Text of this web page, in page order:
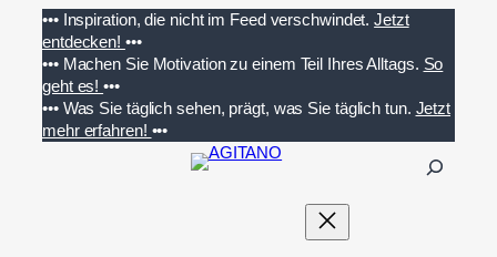
Inhalt
springen
••• Inspiration, die nicht im Feed verschwindet. Jetzt
entdecken! •••
••• Machen Sie Motivation zu einem Teil Ihres Alltags. So
geht es!•••
••• Was Sie täglich sehen, prägt, was Sie täglich tun. Jetzt
mehr erfahren! •••